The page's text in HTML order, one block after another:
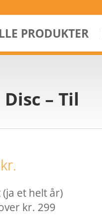
PRODUKTER
– Til
kr.
et helt år)
kr. 299